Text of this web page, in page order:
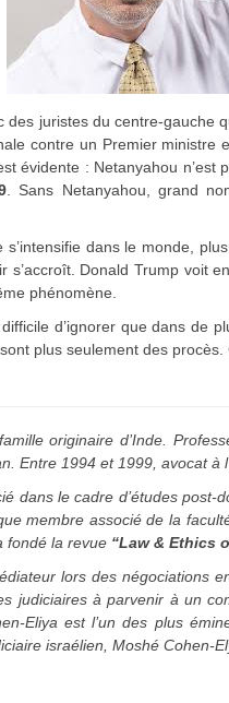
des juristes du centre-
contre un Premier
évidente : Netanyahou n’est
. Sans Netanyahou, grand
dans le monde,
s’accroît. Donald Trump voit
phénomène.
d’ignorer que dans de
plus seulement des
originaire d’Inde.
Entre 1994 et 1999, avocat à
dans le cadre d’études post-
membre associé de la
fondé la revue “Law & Ethics
lors des négociations
judiciaires à parvenir à un
Eliya est l’un des plus
israélien, Moshé Cohen-